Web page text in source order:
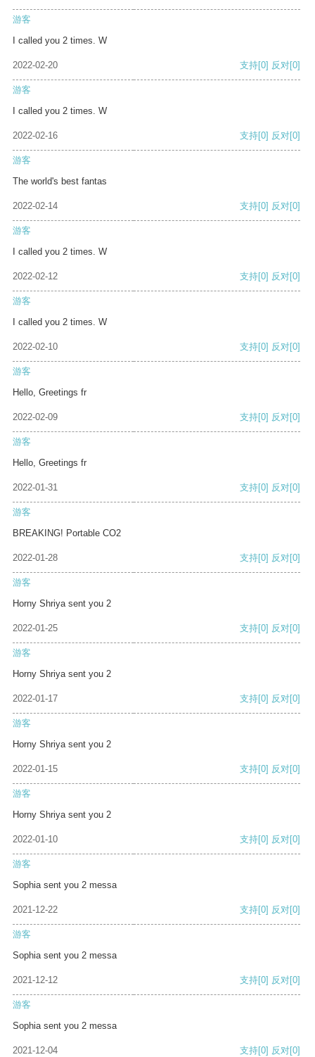
游客
I called you 2 times. W
2022-02-20 支持[0] 反对[0]
游客
I called you 2 times. W
2022-02-16 支持[0] 反对[0]
游客
The world's best fantas
2022-02-14 支持[0] 反对[0]
游客
I called you 2 times. W
2022-02-12 支持[0] 反对[0]
游客
I called you 2 times. W
2022-02-10 支持[0] 反对[0]
游客
Hello, Greetings fr
2022-02-09 支持[0] 反对[0]
游客
Hello, Greetings fr
2022-01-31 支持[0] 反对[0]
游客
BREAKING! Portable CO2
2022-01-28 支持[0] 反对[0]
游客
Horny Shriya sent you 2
2022-01-25 支持[0] 反对[0]
游客
Horny Shriya sent you 2
2022-01-17 支持[0] 反对[0]
游客
Horny Shriya sent you 2
2022-01-15 支持[0] 反对[0]
游客
Horny Shriya sent you 2
2022-01-10 支持[0] 反对[0]
游客
Sophia sent you 2 messa
2021-12-22 支持[0] 反对[0]
游客
Sophia sent you 2 messa
2021-12-12 支持[0] 反对[0]
游客
Sophia sent you 2 messa
2021-12-04 支持[0] 反对[0]